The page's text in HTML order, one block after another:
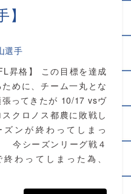
選手
昇格】 この目標を達成
ために、チーム一丸とな
張ってきたが 10/17 vsヴ
スクロノス都農に敗戦し
ズンが終わってしまっ
今シーズンリーグ戦４
終わってしまった為、